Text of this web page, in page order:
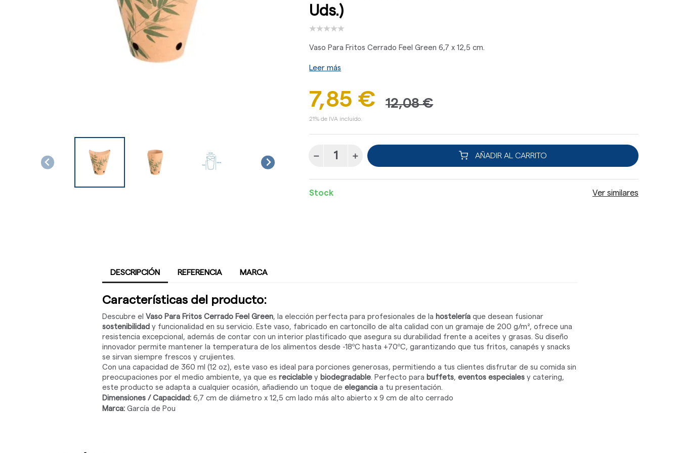
Uds.)
Vaso Para Fritos Cerrado Feel Green 6,7 x 12,5 cm.
Leer más
7,85 € 12,08 €
21% de IVA incluido.
AÑADIR AL CARRITO
Stock Ver similares
DESCRIPCIÓN REFERENCIA MARCA
Características del producto:
Descubre el Vaso Para Fritos Cerrado Feel Green, la elección perfecta para profesionales de la hosteleríaque desean fusionar
sostenibilidad y funcionalidad en su servicio. Este vaso, fabricado en cartoncillo de alta calidad con un gramaje de 200 g/m², ofrece una
resistencia excepcional, además de contar con un interior plastificado que asegura su durabilidad frente a aceites y grasas. Su diseño
innovador permite mantener la temperatura de los alimentos desde -18ºC hasta +70ºC, garantizando que tus fritos, canapés y snacks
se sirvan siempre frescos y crujientes.
Con una capacidad de 360 ml (12 oz), este vaso es ideal para porciones generosas, permitiendo a tus clientes disfrutar de su comida sin
preocupaciones por el medio ambiente, ya que es reciclabley biodegradable. Perfecto para buffets, eventos especialesy catering,
este producto se adapta a cualquier ocasión, añadiendo un toque de eleganciaa tu presentación.
Dimensiones / Capacidad:6,7 cm de diámetro x 12,5 cm lado más alto abierto x 9 cm de alto cerrado
Marca:García de Pou